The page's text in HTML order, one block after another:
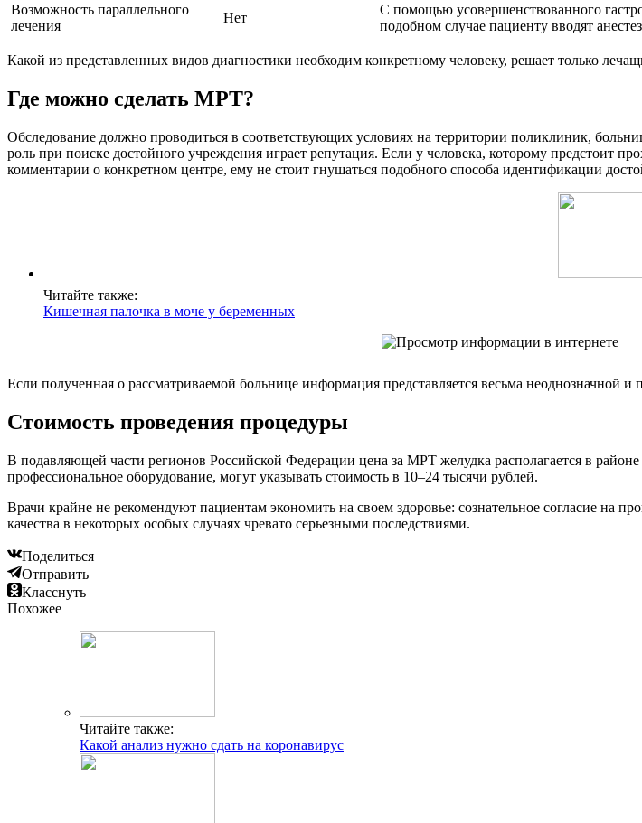
Возможность параллельного
лечения
Нет
С помощью усовершенствованного
подобном случае пациенту вводят
Какой из представленных видов диагностики необходим конкретному человеку, решает только
Где можно сделать МРТ?
Обследование должно проводиться в соответствующих условиях на территории поликлиник,
роль при поиске достойного учреждения играет репутация. Если у человека, которому предстоит
комментарии о конкретном центре, ему не стоит гнушаться подобного способа идентификации
Читайте также:
Кишечная палочка в моче у беременных
Если полученная о рассматриваемой больнице информация представляется весьма неоднозначной
Стоимость проведения процедуры
В подавляющей части регионов Российской Федерации цена за МРТ желудка располагается в
профессиональное оборудование, могут указывать стоимость в 10–24 тысячи рублей.
Врачи крайне не рекомендуют пациентам экономить на своем здоровье: сознательное согласие на
качества в некоторых особых случаях чревато серьезными последствиями.
Поделиться
Отправить
Класснуть
Похожее
Читайте также:
Какой анализ нужно сдать на коронавирус